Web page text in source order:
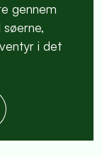
gennem
i det